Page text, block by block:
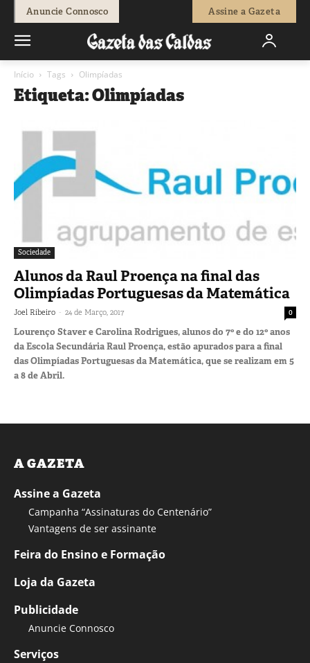
Anuncie Connosco Assine a Gazeta
Início Tags Olimpíadas
Etiqueta: Olimpíadas
Sociedade
Alunos da Raul Proença na final das
Olimpíadas Portuguesas da Matemática
Joel Ribeiro - 24 de Março, 2017 0
Lourenço Staver e Carolina Rodrigues, alunos do 7º e do 12º anos
da Escola Secundária Raul Proença, estão apurados para a final
das Olimpíadas Portuguesas da Matemática, que se realizam em 5
a 8 de Abril.
A GAZETA
Assine a Gazeta
Campanha “Assinaturas do Centenário”
Vantagens de ser assinante
Feira do Ensino e Formação
Loja da Gazeta
Publicidade
Anuncie Connosco
Serviços